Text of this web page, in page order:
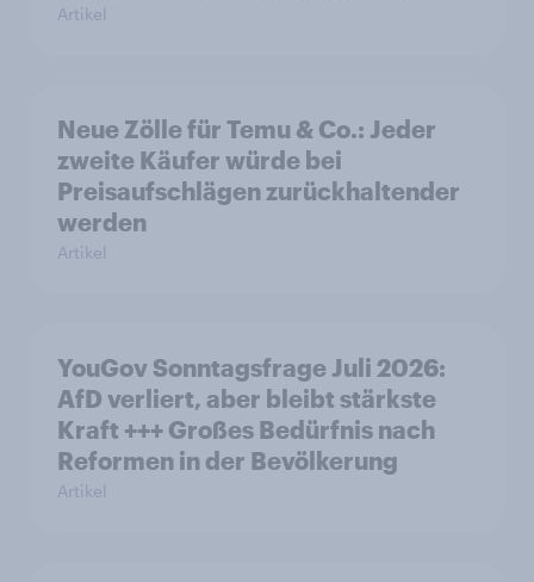
Artikel
Neue Zölle für Temu & Co.: Jeder
zweite Käufer würde bei
Preisaufschlägen zurückhaltender
werden
Artikel
YouGov Sonntagsfrage Juli 2026:
AfD verliert, aber bleibt stärkste
Kraft +++ Großes Bedürfnis nach
Reformen in der Bevölkerung
Artikel